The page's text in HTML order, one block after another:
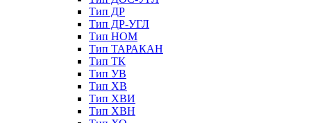
Тип ДР
Тип ДР-УГЛ
Тип НОМ
Тип ТАРАКАН
Тип ТК
Тип УВ
Тип ХВ
Тип ХВИ
Тип ХВН